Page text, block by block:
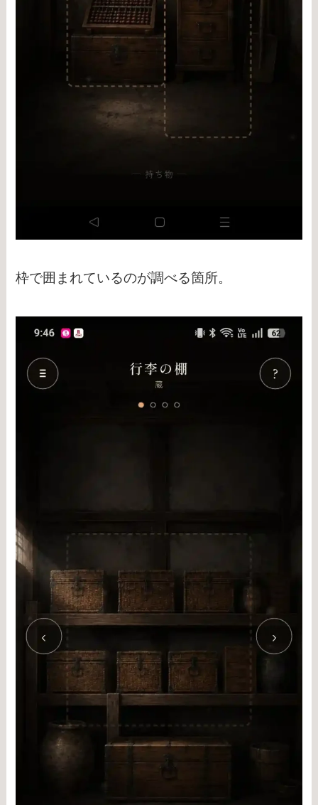
枠で囲まれているのが調べる箇所。